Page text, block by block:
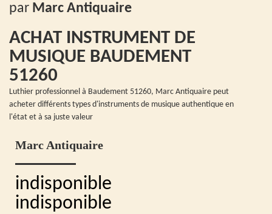
par Marc Antiquaire
ACHAT INSTRUMENT DE
MUSIQUE BAUDEMENT
51260
Luthier professionnel à Baudement 51260, Marc Antiquaire peut
acheter différents types d'instruments de musique authentique en
l'état et à sa juste valeur
Marc Antiquaire
indisponible
indisponible